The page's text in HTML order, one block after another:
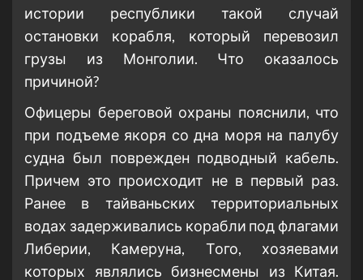
истории республики такой случай
остановки корабля, который перевозил
грузы из Монголии. Что оказалось
причиной?
Офицеры береговой охраны пояснили, что
при подъеме якоря со дна моря на палубу
судна был поврежден подводный кабель.
Причем это происходит не в первый раз.
Ранее в тайваньских территориальных
водах задерживались корабли под флагами
Либерии, Камеруна, Того, хозяевами
которых являлись бизнесмены из Китая.